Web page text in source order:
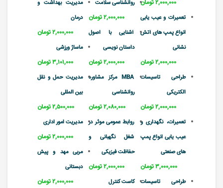
۲,۰۰۰,۰۰۰ تومان
تعمیرات و عیب یابی
انواع پمپ های آتش
نشانی
۲,۰۰۰,۰۰۰ تومان
طراحی تاسیسات
الکتریکی
۲,۰۰۰,۰۰۰ تومان
تعمیرات، نگهداری و
عیب یابی انواع پمپ
های صنعتی
۳,۰۰۰,۰۰۰ تومان
طراحی تاسیسات
روانشناسی سلامت
۲,۰۰۰,۰۰۰ تومان
آشنایی با اصول
داستان نویسی
۲,۰۰۰,۰۰۰ تومان
MBA مرکز مشاوره
روانشناسی
۲,۰۸۰,۰۰۰ تومان
روابط عمومی موثر در
شغل نگهبانی و
حفاظت فیزیکی
۲,۰۰۰,۰۰۰ تومان
کاست کنترل
مدیریت بهداشت و
درمان
۲,۰۰۰,۰۰۰ تومان
ماساژ ورزشی
۳,۱۰۱,۰۰۰ تومان
مدیریت حمل و نقل
بین المللی
۲,۵۰۰,۰۰۰ تومان
مدیریت امور اداری
۲,۰۰۰,۰۰۰ تومان
مربی مهد و پیش
دبستانی
۲,۰۰۰,۰۰۰ تومان